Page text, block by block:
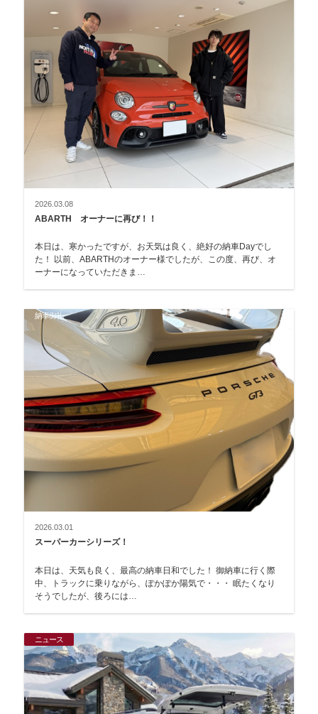
2026.03.08
ABARTH オーナーに再び！！
本日は、寒かったですが、お天気は良く、絶好の納車Dayでし
た！ 以前、ABARTHのオーナー様でしたが、この度、再び、オ
ーナーになっていただきま…
納車御礼
2026.03.01
スーパーカーシリーズ！
本日は、天気も良く、最高の納車日和でした！ 御納車に行く際
中、トラックに乗りながら、ぽかぽか陽気で・・・ 眠たくなり
そうでしたが、後ろには…
ニュース